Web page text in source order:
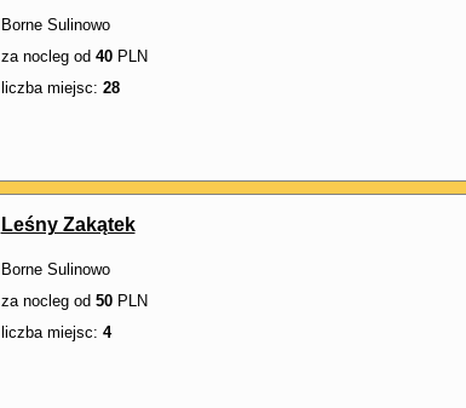
Borne Sulinowo
za nocleg od 40PLN
liczba miejsc: 28
Leśny Zakątek
Borne Sulinowo
za nocleg od 50PLN
liczba miejsc: 4